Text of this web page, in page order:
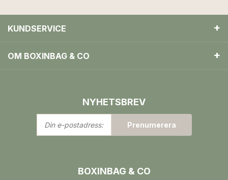
KUNDSERVICE
OM BOXINBAG & CO
NYHETSBREV
Din
e-
Prenumerera
BOXINBAG & CO